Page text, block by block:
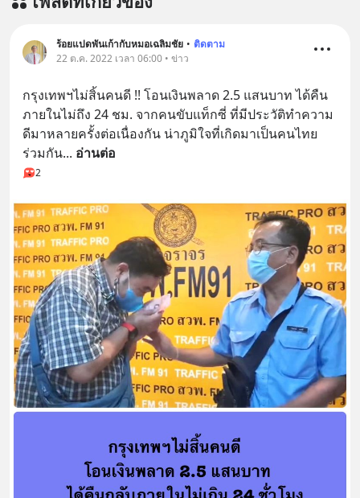
ร้อยแปดพันเก้ากับหมอเฉลิมชัย • ติดตาม
22 ต.ค. 2022 เวลา 06:00 • ข่าว
กรุงเทพฯไม่สิ้นคนดี !! โอนเงินพลาด 2.5 แสนบาท ได้คืน
ภายในไม่ถึง 24 ชม. จากคนขับแท็กซี่ ที่มีประวัติทำความ
ดีมาหลายครั้งต่อเนื่องกัน น่าภูมิใจที่เกิดมาเป็นคนไทย
ร่วมกัน... อ่านต่อ
2